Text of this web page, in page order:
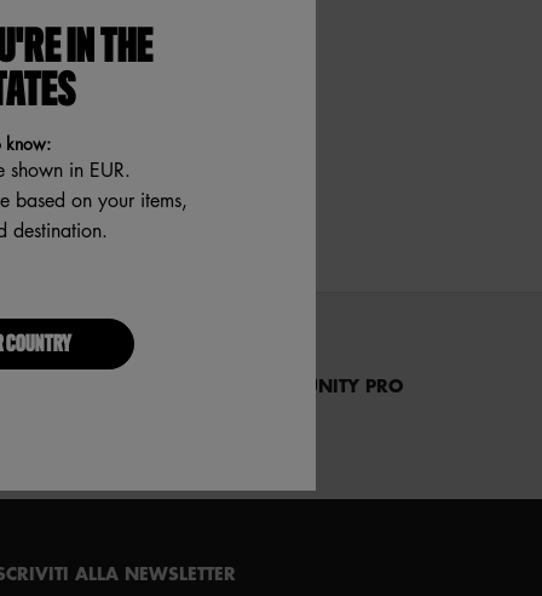
ENTRA NELLA COMMUNITY PRO
ALLA NEWSLETTER
IN THE
know:
shown in EUR.
based on your items,
destination.
COUNTRY